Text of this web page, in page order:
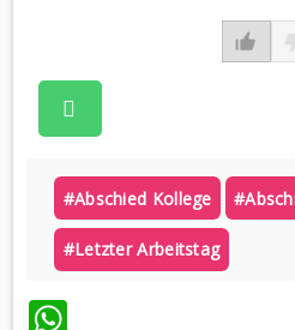
#abschied Kollege
#letzter Arbeitstag
WhatsApp